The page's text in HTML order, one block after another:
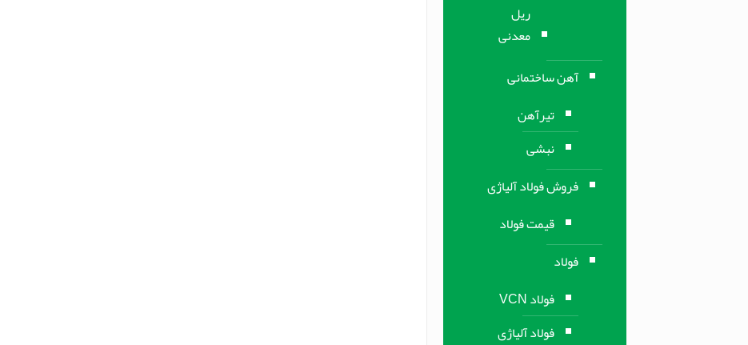
ریل
معدنی
آهن ساختمانی
تیرآهن
نبشی
فروش فولاد آلیاژی
قیمت فولاد
فولاد
فولاد VCN
فولاد آلیاژی